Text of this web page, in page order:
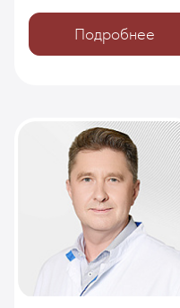
Подробнее